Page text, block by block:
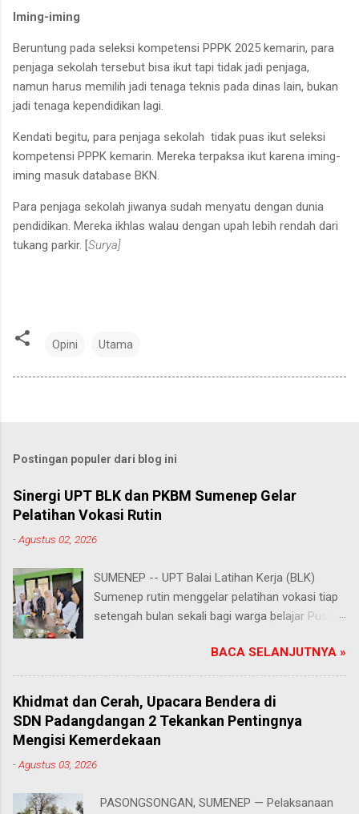
Iming-iming
Beruntung pada seleksi kompetensi PPPK 2025 kemarin, para
penjaga sekolah tersebut bisa ikut tapi tidak jadi penjaga,
namun harus memilih jadi tenaga teknis pada dinas lain, bukan
jadi tenaga kependidikan lagi.
Kendati begitu, para penjaga sekolah tidak puas ikut seleksi
kompetensi PPPK kemarin. Mereka terpaksa ikut karena iming-
iming masuk database BKN.
Para penjaga sekolah jiwanya sudah menyatu dengan dunia
pendidikan. Mereka ikhlas walau dengan upah lebih rendah dari
tukang parkir. [Surya]
Opini Utama
Postingan populer dari blog ini
Sinergi UPT BLK dan PKBM Sumenep Gelar
Pelatihan Vokasi Rutin
-Agustus 02, 2026
SUMENEP -- UPT Balai Latihan Kerja (BLK)
Sumenep rutin menggelar pelatihan vokasi tiap
setengah bulan sekali bagi warga belajar Pusat
Kabupaten Sumenep. Ahad (2/8/2026).
Program ini menawarkan berbagai pilihan
keterampilan, mulai dari pembuatan roti dan kue
hingga kejuruan lainnya yang bebas dipilih
peserta sesuai bakat dan minat masing-
para peserta. Salah satunya Juhairiyah, peserta
Kecamatan Guluk-Guluk. "Saya sangat senang
BACA SELANJUTNYA »
Khidmat dan Cerah, Upacara Bendera di
SDN Padangdangan 2 Tekankan Pentingnya
Mengisi Kemerdekaan
-Agustus 03, 2026
PASONGSONGAN, SUMENEP — Pelaksanaan